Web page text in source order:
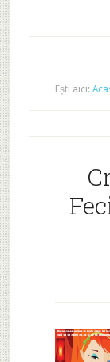
Ești aici: